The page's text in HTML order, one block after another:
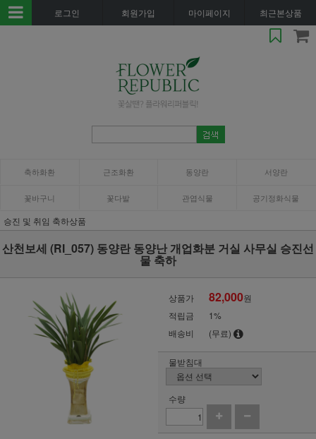
로그인 회원가입 마이페이지 최근본상품
축하화환 근조화환 동양란 서양란
꽃바구니 꽃다발 관엽식물 공기정화식물
승진 및 취임 축하상품
산천보세 (RI_057) 동양란 동양난 개업화분 거실 사무실 승진선
물 축하
상품가 82,000원
적립금
1%
배송비
(무료)
물받침대
수량